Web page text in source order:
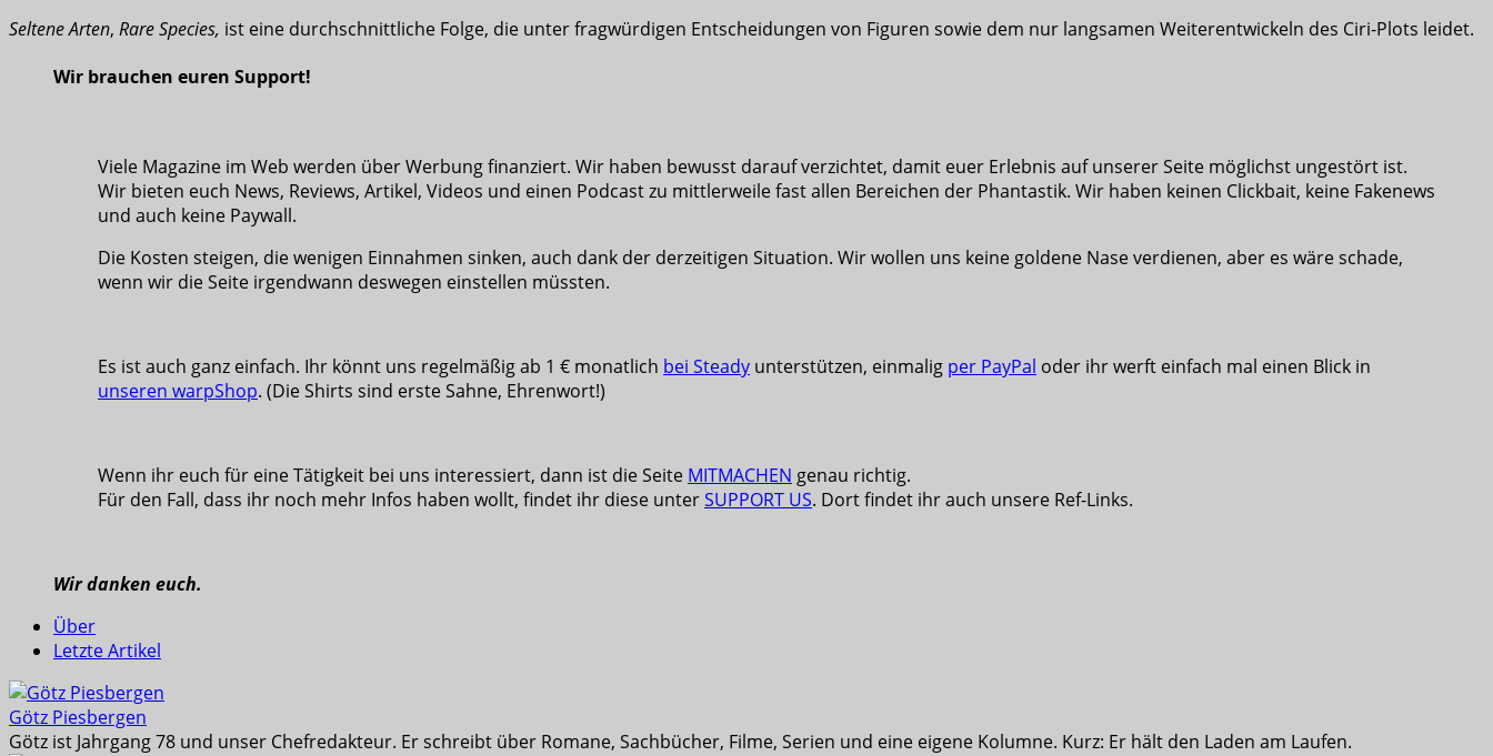
Seltene Arten, Rare Species, ist eine durchschnittliche Folge, die unter fragwürdigen Entscheidungen von Figuren sowie dem nur langsamen Weiterentwickeln des Ciri-Plots leidet.
Wir brauchen euren Support!
Viele Magazine im Web werden über Werbung finanziert. Wir haben bewusst darauf verzichtet, damit euer Erlebnis auf unserer Seite möglichst ungestört ist.
Wir bieten euch News, Reviews, Artikel, Videos und einen Podcast zu mittlerweile fast allen Bereichen der Phantastik. Wir haben keinen Clickbait, keine Fakenews
und auch keine Paywall.
Die Kosten steigen, die wenigen Einnahmen sinken, auch dank der derzeitigen Situation. Wir wollen uns keine goldene Nase verdienen, aber es wäre schade,
wenn wir die Seite irgendwann deswegen einstellen müssten.
Es ist auch ganz einfach. Ihr könnt uns regelmäßig ab 1 € monatlich bei Steady unterstützen, einmalig per PayPal oder ihr werft einfach mal einen Blick in
unseren warpShop. (Die Shirts sind erste Sahne, Ehrenwort!)
Wenn ihr euch für eine Tätigkeit bei uns interessiert, dann ist die Seite MITMACHEN genau richtig.
Für den Fall, dass ihr noch mehr Infos haben wollt, findet ihr diese unterSUPPORT US. Dort findet ihr auch unsere Ref-Links.
Wir danken euch.
Über
Letzte Artikel
Götz Piesbergen
Götz ist Jahrgang 78 und unser Chefredakteur. Er schreibt über Romane, Sachbücher, Filme, Serien und eine eigene Kolumne. Kurz: Er hält den Laden am Laufen.